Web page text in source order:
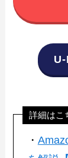
詳細はこ
・